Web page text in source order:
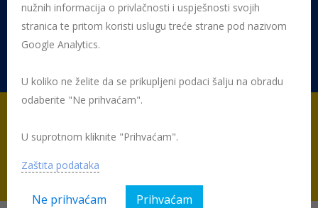
Pon - Pet 08:00 - 16:00
Rujevica 9/1, 51000 Rijeka
Znaš li da član AK Rijeka i HAK-a možeš
nužnih informacija o privlačnosti i uspješnosti svojih
stranica te pritom koristi uslugu treće strane pod nazivom
Google Analytics.
U koliko ne želite da se prikupljeni podaci šalju na obradu
odaberite "Ne prihvaćam".
U suprotnom kliknite "Prihvaćam".
Zaštita podataka
Ne prihvaćam Prihvaćam